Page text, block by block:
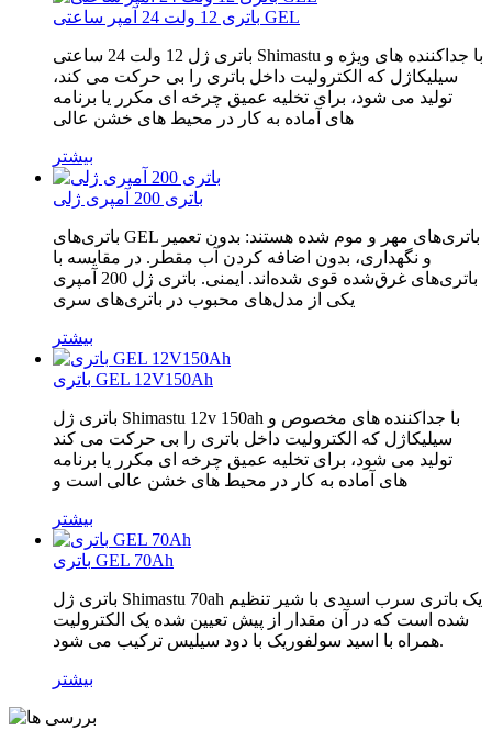
باتری 12 ولت 24 آمپر ساعتی GEL
باتری ژل 12 ولت 24 ساعتی Shimastu با جداکننده های ویژه و
سیلیکاژل که الکترولیت داخل باتری را بی حرکت می کند،
تولید می شود، برای تخلیه عمیق چرخه ای مکرر یا برنامه
های آماده به کار در محیط های خشن عالی
بیشتر
باتری 200 آمپری ژلی
باتری‌های GEL باتری‌های مهر و موم شده هستند: بدون تعمیر
و نگهداری، بدون اضافه کردن آب مقطر. در مقایسه با
باتری‌های غرق‌شده قوی شده‌اند. ایمنی. باتری ژل 200 آمپری
یکی از مدل‌های محبوب در باتری‌های سری
بیشتر
باتری GEL 12V150Ah
باتری ژل Shimastu 12v 150ah با جداکننده های مخصوص و
سیلیکاژل که الکترولیت داخل باتری را بی حرکت می کند
تولید می شود، برای تخلیه عمیق چرخه ای مکرر یا برنامه
های آماده به کار در محیط های خشن عالی است و
بیشتر
باتری GEL 70Ah
باتری ژل Shimastu 70ah یک باتری سرب اسیدی با شیر تنظیم
شده است که در آن مقدار از پیش تعیین شده یک الکترولیت
همراه با اسید سولفوریک با دود سیلیس ترکیب می شود.
بیشتر